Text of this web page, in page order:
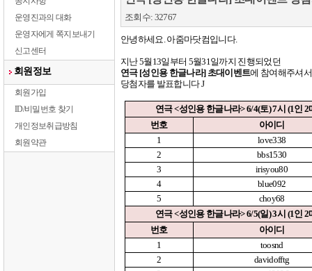
운영진과의 대화
운영자에게 쪽지보내기
신고센터
회원정보
회원가입
ID/비밀번호 찾기
개인정보취급방침
회원약관
조회수: 32767
안녕하세요.아줌마닷컴입니다.
지난5월 13일부터 5월31일까지 진행되었던
연극[성인용 한글나라] 초대이벤트에 참여해주셔
당첨자를 발표합니다J
연극<성인용 한글나라> 6/4(토) 7시 (1인 2
번호
아이디
1
love338
2
bbs1530
3
irisyou80
4
blue092
5
choy68
연극<성인용 한글나라> 6/5(일) 3시 (1인 2
번호
아이디
1
toosnd
2
davidofftg